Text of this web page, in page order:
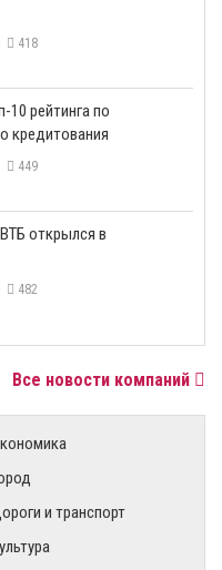
418
10 рейтинга по
кредитования
449
открылся в
482
Все новости компаний
и транспорт